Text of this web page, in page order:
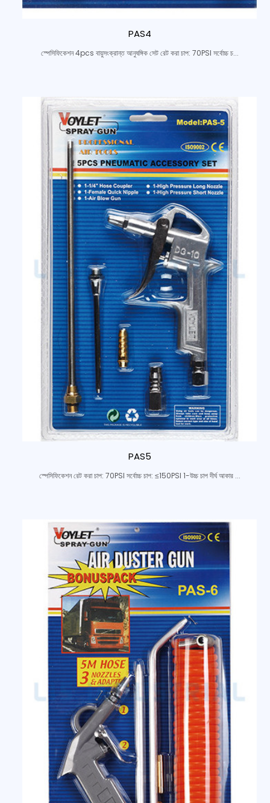
PAS4
স্পেসিফিকেশন 4pcs বায়ুসংক্রান্ত আনুষঙ্গিক সেট রেট করা চাপ: 70PSI সর্বোচ্চ চ...
PAS5
স্পেসিফিকেশন রেট করা চাপ: 70PSI সর্বোচ্চ চাপ: ≤150PSI 1-উচ্চ চাপ দীর্ঘ আকার ...